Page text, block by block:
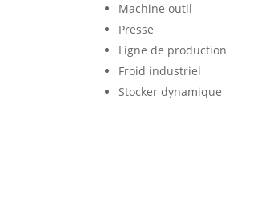
Machine outil
Presse
Ligne de production
Froid industriel
Stocker dynamique